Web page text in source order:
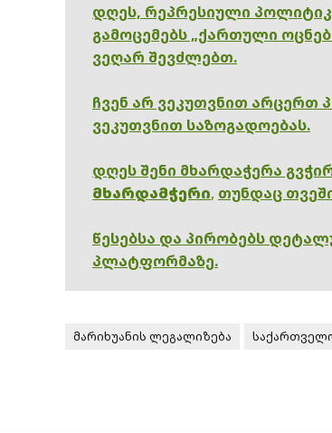
დღეს, რეპრესიული
გამოცემებს „ქართული
ვეღარ შევძლებთ.
ჩვენ არ ვეკუთვნით არცერთ
ვეკუთვნით საზოგადოებას.
დღეს შენი მხარდაჭერა
მხარდამჭერი, თუნდაც
წესებსა და პირობებს
პლატფორმაზე.
მარიხუანის ლეგალიზება